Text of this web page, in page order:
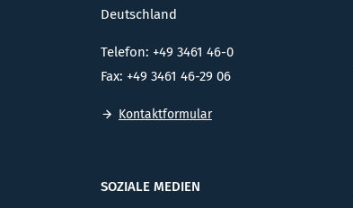
Deutschland
Telefon: +49 3461 46-0
Fax: +49 3461 46-29 06
Kontaktformular
SOZIALE MEDIEN